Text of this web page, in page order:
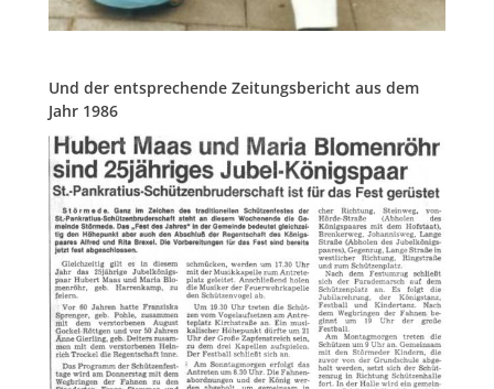
Und der entsprechende Zeitungsbericht aus dem
Jahr 1986